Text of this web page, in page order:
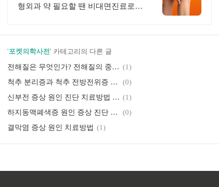
형외과 약 필요할 땐 비대면진료로
'포켓의학사전' 카테고리의 다른 글
전해질은 무엇인가? 전해질의 중요성 (1)
척추 분리증과 척추 전방전위증 증상 원인 진단 치료방법
(0)
신부전 증상 원인 진단 치료방법 급성 신부전 만성 신부전 (1)
하지동맥폐색증 원인 증상 진단 치료방법
(0)
결막염 증상 원인 치료방법 (1)